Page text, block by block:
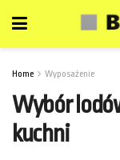
Home Wyposażenie
Wybór
kuchni